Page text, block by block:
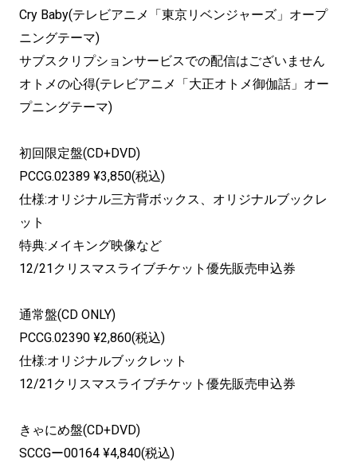
Cry Baby(テレビアニメ「東京リベンジャーズ」オープ
ニングテーマ)
サブスクリプションサービスでの配信はございません
オトメの心得(テレビアニメ「大正オトメ御伽話」オー
プニングテーマ)
初回限定盤(CD+DVD)
PCCG.02389 ¥3,850(税込)
仕様:オリジナル三方背ボックス、オリジナルブックレ
ット
特典:メイキング映像など
12/21クリスマスライブチケット優先販売申込券
通常盤(CD ONLY)
PCCG.02390 ¥2,860(税込)
仕様:オリジナルブックレット
12/21クリスマスライブチケット優先販売申込券
きゃにめ盤(CD+DVD)
SCCGー00164 ¥4,840(税込)